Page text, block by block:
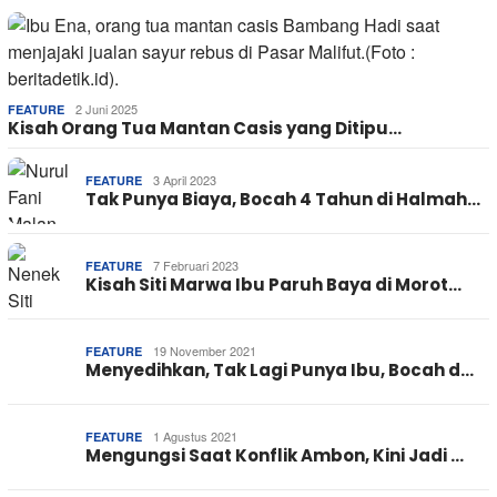
FEATURE 2 Juni 2025
Kisah Orang Tua Mantan Casis yang Ditipu…
FEATURE 3 April 2023
Tak Punya Biaya, Bocah 4 Tahun di Halmah…
FEATURE 7 Februari 2023
Kisah Siti Marwa Ibu Paruh Baya di Morot…
FEATURE 19 November 2021
Menyedihkan, Tak Lagi Punya Ibu, Bocah d…
FEATURE 1 Agustus 2021
Mengungsi Saat Konflik Ambon, Kini Jadi …